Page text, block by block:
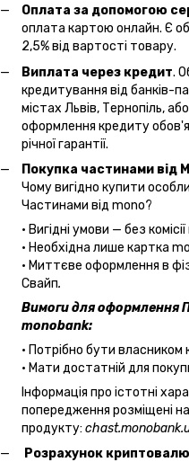
Оплата за допомогою
оплата картою онлайн. Є
2,5% від вартості товару.
Виплата через кредит.
кредитування від банків-
містах Львів, Тернопіль,
оформлення кредиту
річної гарантії.
Покупка частинами від
Чому вигідно купити
Частинами від mono?
• Вигідні умови — без
• Необхідна лише картка
• Миттєве оформлення в
Cвайп.
Вимоги для оформлення
monobank:
• Потрібно бути власником
• Мати достатній для
Інформація про істотні
попередження розміщені
продукту:
Розрахунок